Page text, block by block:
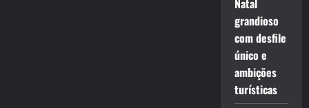
Natal
grandioso
com desfile
único e
ambições
turísticas